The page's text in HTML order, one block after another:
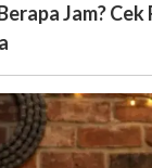
Jam? Cek